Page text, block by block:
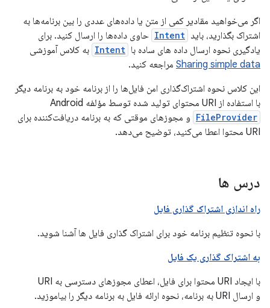
اگر می‌خواهید مقادیر کمی از متن یا داده‌های عددی را بین برنامه‌ها به
اشتراک بگذارید، باید Intent حاوی داده‌ها را ارسال کنید. برای
یادگیری نحوه ارسال داده های ساده با Intent به کلاس آموزشی
Sharing simple data مراجعه کنید.
این کلاس نحوه اشتراک‌گذاری امن فایل‌ها را از برنامه خود به برنامه دیگر
با استفاده از URI محتوای تولید شده توسط مؤلفه Android
FileProvider و مجوزهای موقتی که به برنامه دریافت‌کننده برای
URI محتوا اعطا می‌کنید، توضیح می‌دهد.
درس ها
راه اندازی اشتراک گذاری فایل
با نحوه تنظیم برنامه خود برای اشتراک گذاری فایل ها آشنا شوید.
به اشتراک گذاری یک فایل
با ایجاد URI محتوا برای فایل، اعطای مجوزهای دسترسی به URI
و ارسال URI به برنامه، نحوه ارائه فایل به برنامه دیگر را بیاموزید.